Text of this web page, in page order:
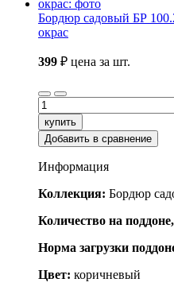
Бордюр садовый БР
окрас
399 ₽ цена за шт.
купить
Добавить в сравнение
Информация
Коллекция: Бордюр
Количество на
Норма загрузки
Цвет: коричневый